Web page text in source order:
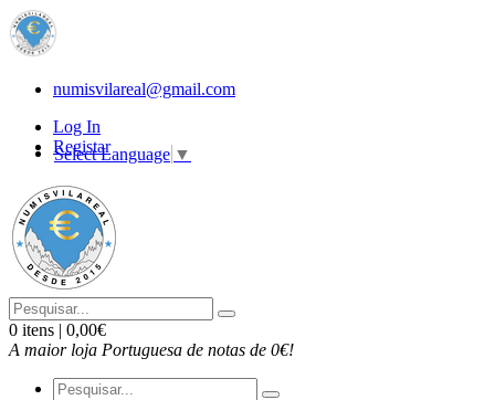
numisvilareal@gmail.com
Log In
Registar
Select Language ▼
0 itens | 0,00€
A maior loja Portuguesa de notas de 0€!